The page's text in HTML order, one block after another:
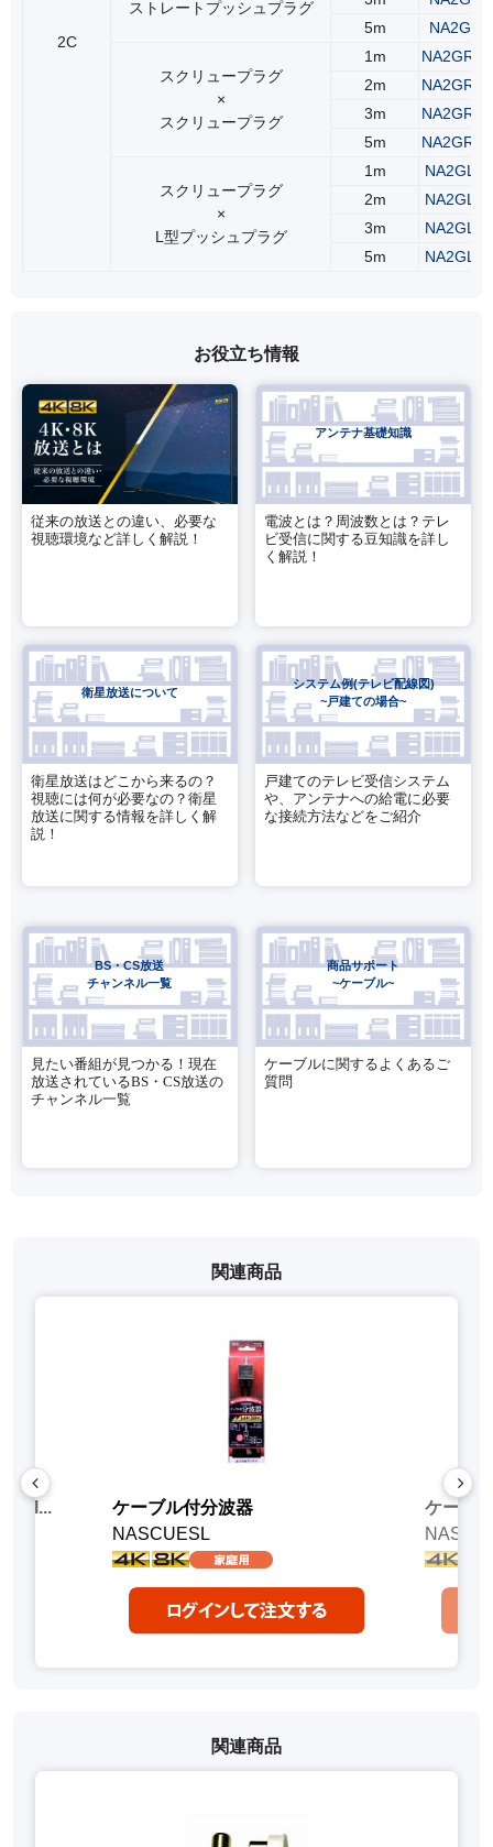
2C
ストレートプッシュプラグ
5m
スクリュープラグ
×
スクリュープラグ
1m
2m
3m
5m
スクリュープラグ
×
L型プッシュプラグ
1m
2m
3m
5m
お役立ち情報
従来の放送との違い、必要な
視聴環境など詳しく解説！
アンテナ基礎知識
電波とは？周波数とは？テレ
ビ受信に関する豆知識を詳し
く解説！
衛星放送について
衛星放送はどこから来るの？
視聴には何が必要なの？衛星
放送に関する情報を詳しく解
説！
システム例(テレビ配線図)
~戸建ての場合~
戸建てのテレビ受信システム
や、アンテナへの給電に必要
な接続方法などをご紹介
BS・CS放送
チャンネル一覧
見たい番組が見つかる！現在
放送されているBS・CS放送の
チャンネル一覧
商品サポート
~ケーブル~
ケーブルに関するよくあるご
質問
関連商品
ケーブル付分波器
NASCUESL
ケーブ
関連商品